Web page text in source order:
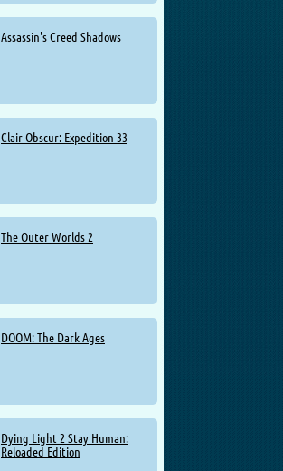
Assassin's Creed Shadows
Clair Obscur: Expedition 33
The Outer Worlds 2
DOOM: The Dark Ages
Dying Light 2 Stay Human:
Reloaded Edition